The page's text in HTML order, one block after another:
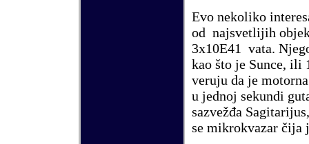
Evo nekoliko
od najsvetlijih
3x10E41 vata.
kao što je Sunce, ili
veruju da je
u jednoj sekundi
sazvežđa
se mikrokvazar čija